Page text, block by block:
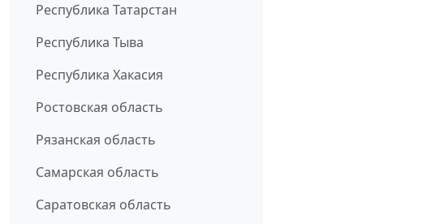
Республика Татарстан
Республика Тыва
Республика Хакасия
Ростовская область
Рязанская область
Самарская область
Саратовская область